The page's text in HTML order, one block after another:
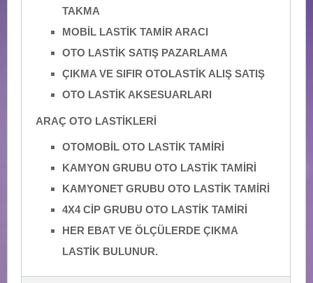
TAKMA
MOBİL LASTİK TAMİR ARACI
OTO LASTİK SATIŞ PAZARLAMA
ÇIKMA VE SIFIR OTOLASTİK ALIŞ SATIŞ
OTO LASTİK AKSESUARLARI
ARAÇ OTO LASTİKLERİ
OTOMOBİL OTO LASTİK TAMİRİ
KAMYON GRUBU OTO LASTİK TAMİRİ
KAMYONET GRUBU OTO LASTİK TAMİRİ
4X4 CİP GRUBU OTO LASTİK TAMİRİ
HER EBAT VE ÖLÇÜLERDE ÇIKMA
LASTİK BULUNUR.